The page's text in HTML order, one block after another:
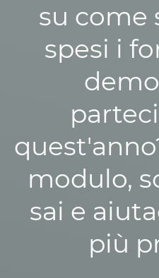
su come
spesi i
modulo,
sai e
più